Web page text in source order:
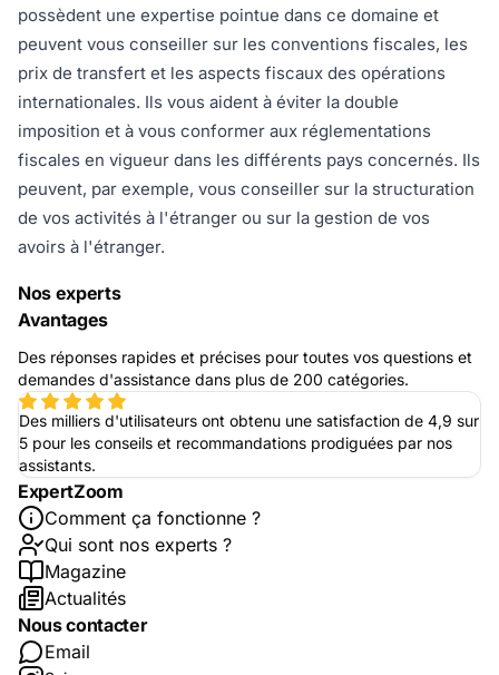
possèdent une expertise pointue dans ce domaine et
peuvent vous conseiller sur les conventions fiscales, les
prix de transfert et les aspects fiscaux des opérations
internationales. Ils vous aident à éviter la double
imposition et à vous conformer aux réglementations
fiscales en vigueur dans les différents pays concernés. Ils
peuvent, par exemple, vous conseiller sur la structuration
de vos activités à l'étranger ou sur la gestion de vos
avoirs à l'étranger.
Nos experts
Avantages
Des réponses rapides et précises pour toutes vos questions et
demandes d'assistance dans plus de 200 catégories.
Des milliers d'utilisateurs ont obtenu une satisfaction de 4,9 sur
5 pour les conseils et recommandations prodiguées par nos
assistants.
ExpertZoom
Comment ça fonctionne ?
Qui sont nos experts ?
Magazine
Actualités
Nous contacter
Email